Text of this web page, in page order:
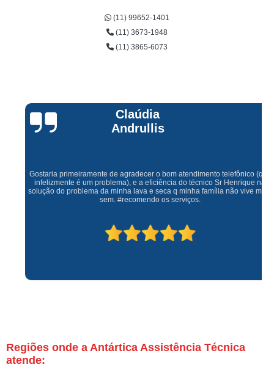
(11) 99652-1401
(11) 3673-1948
(11) 3865-6073
Claúdia
Andrullis
Gostaria primeiramente de agradecer o bom atendimento telefônico (q hj
infelizmente é um problema), e a eficiência do técnico Sr Henrique na
solução do problema da minha lava e seca q minha família não vive mais
sem. #recomendo os serviços.
Regiões onde a Antártica Assistência Técnica
atende: